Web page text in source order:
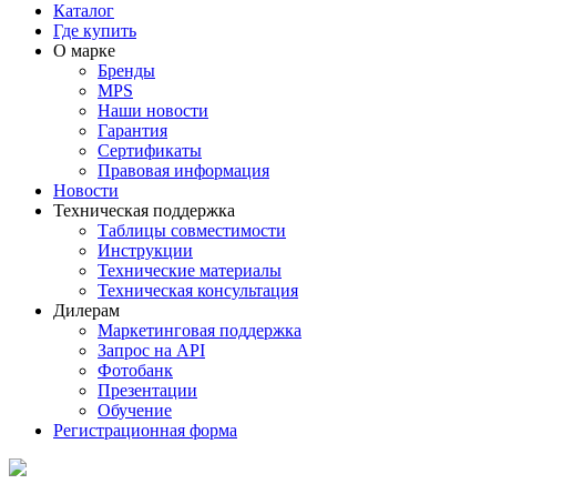
Каталог
Где купить
О марке
Бренды
MPS
Наши новости
Гарантия
Сертификаты
Правовая информация
Новости
Техническая поддержка
Таблицы совместимости
Инструкции
Технические материалы
Техническая консультация
Дилерам
Маркетинговая поддержка
Запрос на API
Фотобанк
Презентации
Обучение
Регистрационная форма